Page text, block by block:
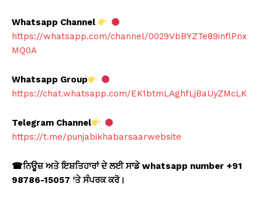
Whatsapp Channel
https://whatsapp.com/channel/0029VbBYZTe89inflPnx
MQ0A
Whatsapp Group
https://chat.whatsapp.com/EK1btmLAghfLjBaUyZMcLK
Telegram Channel
https://t.me/punjabikhabarsaarwebsite
☎ਨਿਊਜ਼ ਅਤੇ ਇਸ਼ਤਿਹਾਰਾਂ ਦੇ ਲਈ ਸਾਡੇ whatsapp number +91
98786-15057 ‘ਤੇ ਸੰਪਰਕ ਕਰੋ।